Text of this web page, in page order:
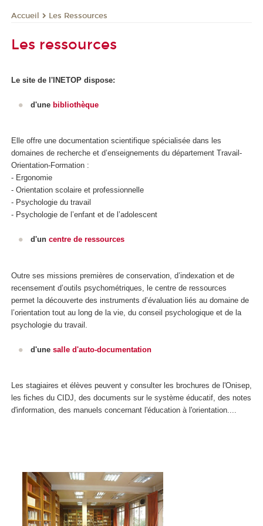
Accueil Les Ressources
Les ressources
Le site de l'INETOP dispose:
d'une bibliothèque
Elle offre une documentation scientifique spécialisée dans les
domaines de recherche et d’enseignements du département Travail-
Orientation-Formation :
- Ergonomie
- Orientation scolaire et professionnelle
- Psychologie du travail
- Psychologie de l’enfant et de l’adolescent
d'un centre de ressources
Outre ses missions premières de conservation, d’indexation et de
recensement d’outils psychométriques, le centre de ressources
permet la découverte des instruments d’évaluation liés au domaine de
l’orientation tout au long de la vie, du conseil psychologique et de la
psychologie du travail.
d'une salle d'auto-documentation
Les stagiaires et élèves peuvent y consulter les brochures de l'Onisep,
les fiches du CIDJ, des documents sur le système éducatif, des notes
d'information, des manuels concernant l'éducation à l'orientation....